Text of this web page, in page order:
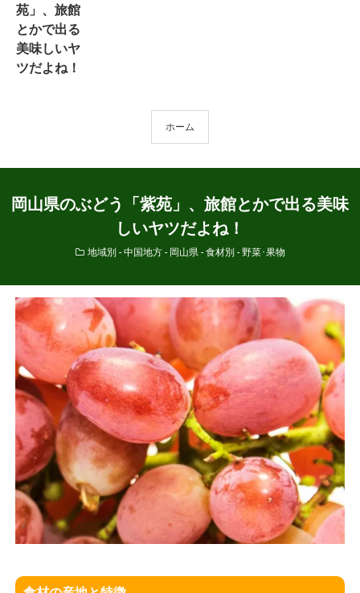
苑」、旅館
とかで出る
美味しいヤ
ツだよね！
ホーム
岡山県のぶどう「紫苑」、旅館とかで出る美味
しいヤツだよね！
地域別 - 中国地方 - 岡山県- 食材別 - 野菜･果物